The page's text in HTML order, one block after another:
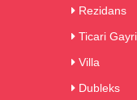
Rezidans
Ticari
Villa
Dubleks